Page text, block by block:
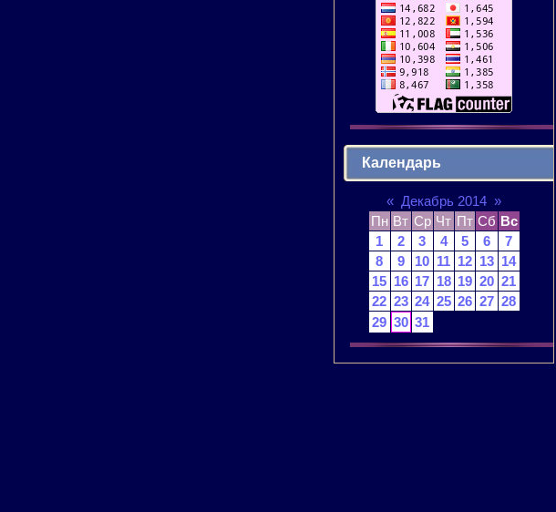
Календарь
« Декабрь 2014 »
Пн Вт Ср Чт Пт Сб Вс
1
2 3 4 5 6
7
8
9 10 11 12 13 14
15 16 17 18 19 20 21
22 23 24 25 26 27 28
29 30 31